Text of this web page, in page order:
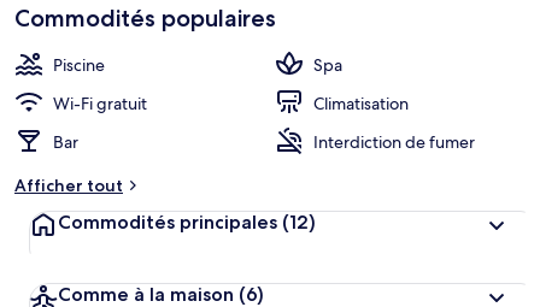
clients
i
e
n
n
é
Commodités populaires
Piscine
Spa
Wi-Fi gratuit
Climatisation
Bar
Interdiction de fumer
Afficher tout
Commodités principales (12)
Comme à la maison (6)